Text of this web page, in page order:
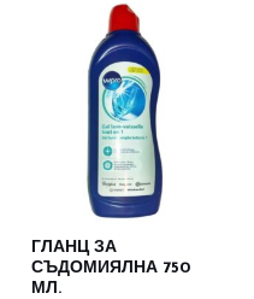
ГЛАНЦ ЗА
СЪДОМИЯЛНА 750
МЛ.